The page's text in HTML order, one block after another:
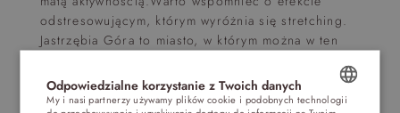
odstresowującym, którym wyróżnia się stretching.
Jastrzębia Góra to miasto, w którym można w ten
przemęczenia. Trening wykazuje też właściwości
rewitalizacyjne.
Odpowiedzialne korzystanie z Twoich danych
My i nasi partnerzy używamy plików cookie i podobnych technologii